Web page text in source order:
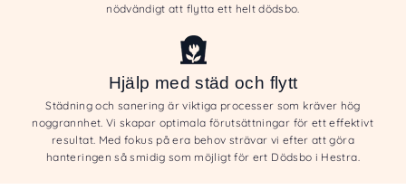
nödvändigt att flytta ett helt dödsbo.
Hjälp med städ och flytt
Städning och sanering är viktiga processer som kräver hög
noggrannhet. Vi skapar optimala förutsättningar för ett effektivt
resultat. Med fokus på era behov strävar vi efter att göra
hanteringen så smidig som möjligt för ert Dödsbo i Hestra.